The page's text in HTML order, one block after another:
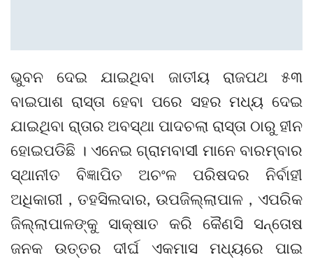
ଭୁବନ ଦେଇ ଯାଇଥିବା ଜାତୀୟ ରାଜପଥ ୫୩
ବାଇପାଶ ରାସ୍ତା ହେବା ପରେ ସହର ମଧ୍ୟ ଦେଇ
ଯାଇଥିବା ରା୍‌ତାର ଅବସ୍ଥା ପାଦଚଲା ରାସ୍ତା ଠାରୁ ହୀନ
ହୋଇପଡିଛି । ଏନେଇ ଗ୍ରାମବାସୀ ମାନେ ବାରମ୍ବାର
ସ୍ଥାନୀତ ବିଜ୍ଞାପିତ ଅଚଂଳ ପରିଷଦର ନିର୍ବାହୀ
ଅଧିକାରୀ , ତହସିଲଦାର, ଉପଜିଲ୍ଲାପାଳ , ଏପରିକ
ଜିଲ୍ଲାପାଳଙ୍କୁ ସାକ୍ଷାତ କରି କୈଣସି ସନ୍ତୋଷ
ଜନକ ଉତ୍ତର ଦୀର୍ଘ ଏକମାସ ମଧ୍ୟରେ ପାଇ